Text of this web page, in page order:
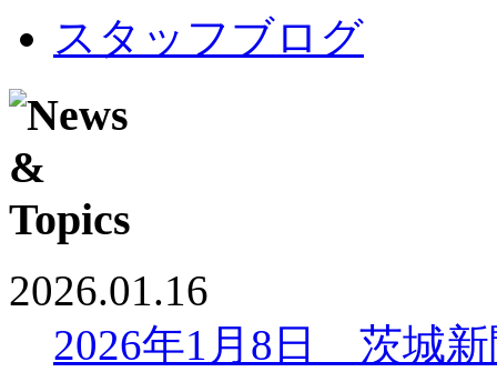
スタッフブログ
2026.01.16
2026年1月8日 茨城